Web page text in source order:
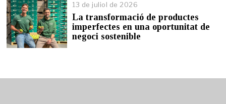
l
d
e
2
13 de juliol de 2026
3
d
e
j
o
La transformació de productes
imperfectes en una oportunitat de
negoci sostenible